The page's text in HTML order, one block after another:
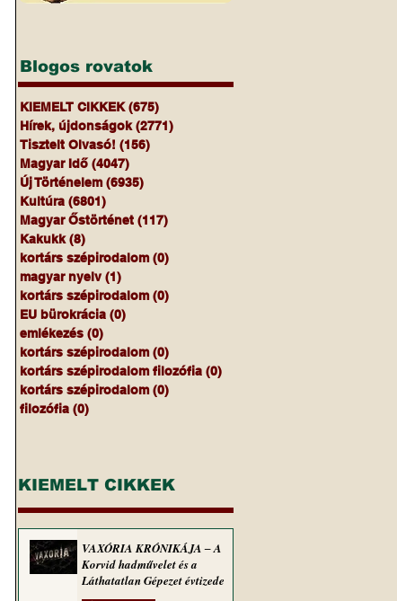
Blogos rovatok
KIEMELT CIKKEK (675)
Hírek, újdonságok (2771)
Tisztelt Olvasó! (156)
Magyar Idő (4047)
Új Történelem (6935)
Kultúra (6801)
Magyar Őstörténet (117)
Kakukk (8)
kortárs szépirodalom (0)
magyar nyelv (1)
kortárs szépirodalom (0)
EU bürokrácia (0)
emlékezés (0)
kortárs szépirodalom (0)
kortárs szépirodalom filozófia (0)
kortárs szépirodalom (0)
filozófia (0)
KIEMELT CIKKEK
VAXÓRIA KRÓNIKÁJA ‒ A
Korvid hadművelet és a
Láthatatlan Gépezet évtizede